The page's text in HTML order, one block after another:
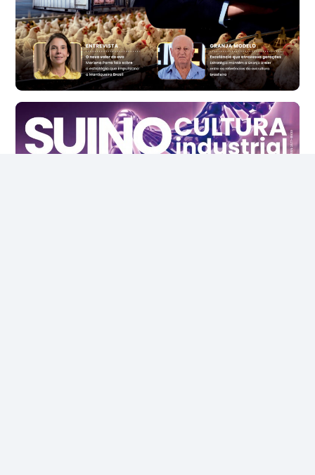
t
Ovo Vermelho - Regional
Vermelho
R$ 171,61
cx
Ovo Branco - Regional
Santa Maria do Jetibá (ES)
R$ 140,74
cx